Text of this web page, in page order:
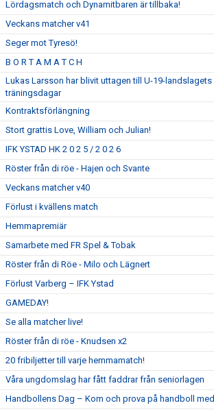
Lördagsmatch och Dynamitbaren är tillbaka!
Veckans matcher v41
Seger mot Tyresö!
B O R T A M A T C H
Lukas Larsson har blivit uttagen till U-19-landslagets
träningsdagar
Kontraktsförlängning
Stort grattis Love, William och Julian!
IFK YSTAD HK 2 0 2 5 / 2 0 2 6
Röster från di röe - Hajen och Svante
Veckans matcher v40
Förlust i kvällens match
Hemmapremiär
Samarbete med FR Spel & Tobak
Röster från di Röe - Milo och Lägnert
Förlust Varberg – IFK Ystad
GAMEDAY!
Se alla matcher live!
Röster från di röe - Knudsen x2
20 fribiljetter till varje hemmamatch!
Våra ungdomslag har fått faddrar från seniorlagen
Handbollens Dag – Kom och prova på handboll